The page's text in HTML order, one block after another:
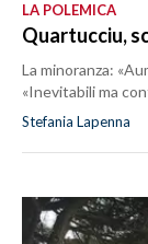
LA POLEMICA
Quartucciu,
La minoranza:
«Inevitabili ma
Stefania Lapenna